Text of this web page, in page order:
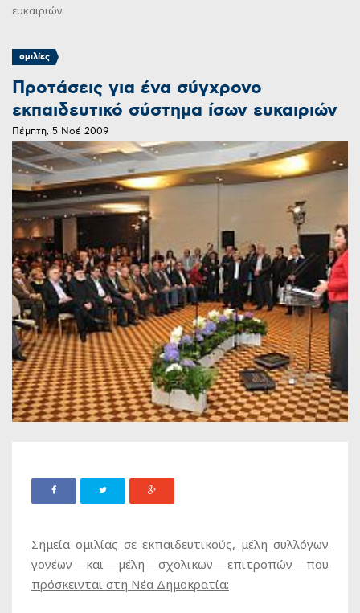
ευκαιριών
ομιλίες
Προτάσεις για ένα σύγχρονο
εκπαιδευτικό σύστημα ίσων ευκαιριών
Πέμπτη, 5 Νοέ 2009
Σημεία ομιλίας σε εκπαιδευτικούς, μέλη συλλόγων
γονέων και μέλη σχολικων επιτροπών που
πρόσκεινται στη Νέα Δημοκρατία: